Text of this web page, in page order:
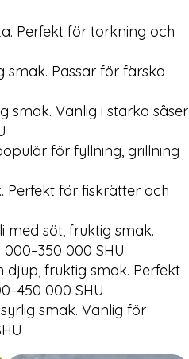
Perfekt för torkning och
smak. Passar för färska
smak. Vanlig i starka såser
för fyllning, grillning
Perfekt för fiskrätter och
med söt, fruktig smak.
000–350 000 SHU
djup, fruktig smak. Perfekt
000 SHU
smak. Vanlig för